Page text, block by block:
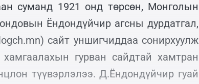
суманд 1921 онд төрсөн, Монголын
Ёндондүйчир агсны дурдатгал,
сайт уншигчиддаа сонирхуулж
гурван сайдтай хамтран
түүвэрлэлээ. Д.Ёндондүйчир гуай